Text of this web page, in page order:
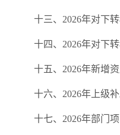
十三、 2026年对下
十四、 2026年对下
十五、 2026年新增
十六、 2026年 上级
十七、 2026年部门